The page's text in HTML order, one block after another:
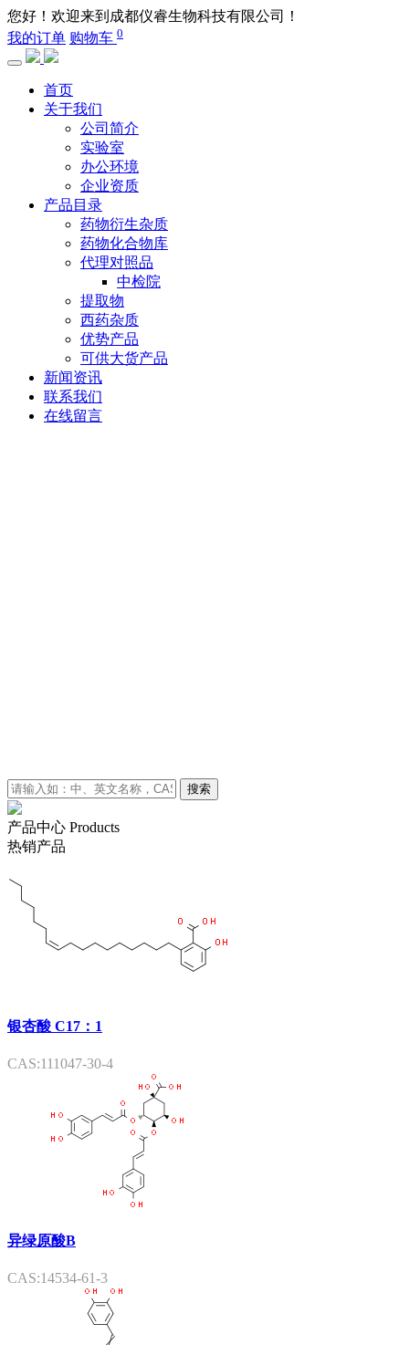
您好！欢迎来到成都仪睿生物科技有限公司！
我的订单 购物车 0
首页
关于我们
公司简介
实验室
办公环境
企业资质
产品目录
药物衍生杂质
药物化合物库
代理对照品
中检院
提取物
西药杂质
优势产品
可供大货产品
新闻资讯
联系我们
在线留言
搜索
产品中心 Products
热销产品
银杏酸 C17：1
CAS:111047-30-4
异绿原酸B
CAS:14534-61-3